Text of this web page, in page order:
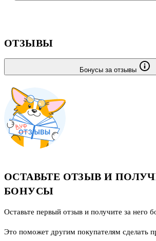
ОТЗЫВЫ
Бонусы за отзывы
ОСТАВЬТЕ ОТЗЫВ И
БОНУСЫ
Оставьте первый отзыв и получите за него
Это поможет другим покупателям сделать